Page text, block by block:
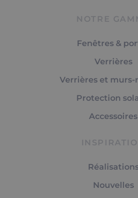
NOTRE
Fenêtres &
Verrières
Verrières et murs-
Protection
Accessoires
Nouvelles